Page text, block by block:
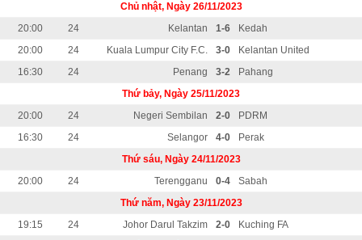
Chủ nhật, Ngày 26/11/2023
20:00
24 Kelantan 1-6
Kedah
20:00
24 Kuala Lumpur City F.C. 3-0
Kelantan United
16:30
24 Penang 3-2
Pahang
Thứ bảy, Ngày 25/11/2023
20:00
24 Negeri Sembilan 2-0
PDRM
16:30
24 Selangor 4-0
Perak
Thứ sáu, Ngày 24/11/2023
20:00
24 Terengganu 0-4
Sabah
Thứ năm, Ngày 23/11/2023
19:15
24 Johor Darul Takzim 2-0
Kuching FA